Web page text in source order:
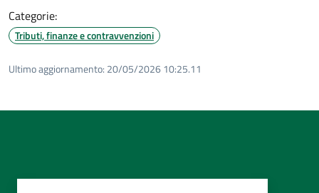
Categorie:
Tributi, finanze e contravvenzioni
Ultimo aggiornamento: 20/05/2026 10:25.11